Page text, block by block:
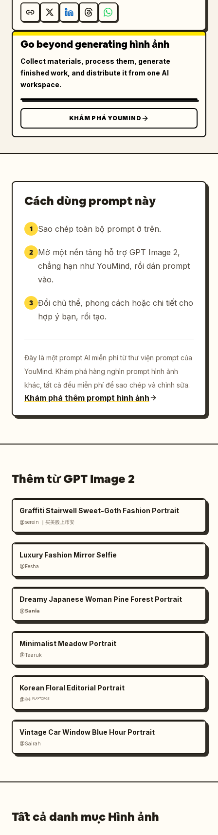
Go beyond generating hình ảnh
Collect materials, process them, generate
finished work, and distribute it from one AI
workspace.
KHÁM PHÁ YOUMIND
Cách dùng prompt này
1 Sao chép toàn bộ prompt ở trên.
2
Mở một nền tảng hỗ trợ GPT Image 2,
chẳng hạn như YouMind, rồi dán prompt
vào.
3 Đổi chủ thể, phong cách hoặc chi tiết cho
hợp ý bạn, rồi tạo.
Đây là một prompt AI miễn phí từ thư viện prompt của
YouMind. Khám phá hàng nghìn prompt hình ảnh
khác, tất cả đều miễn phí để sao chép và chỉnh sửa.
Khám phá thêm prompt hình ảnh
Thêm từ GPT Image 2
Graffiti Stairwell Sweet-Goth Fashion Portrait
@serein ｜买美股上币安
Luxury Fashion Mirror Selfie
@Eesha
Dreamy Japanese Woman Pine Forest Portrait
@𝗦𝗮𝗻𝗶𝗮
Minimalist Meadow Portrait
@Taaruk
Korean Floral Editorial Portrait
@𝟡𝟜 ᴾᴸᴬʸᶠᴼᴿᴳᴱ
Vintage Car Window Blue Hour Portrait
@Sairah
Tất cả danh mục Hình ảnh